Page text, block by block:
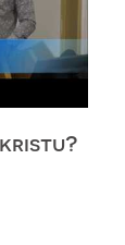
kristu?